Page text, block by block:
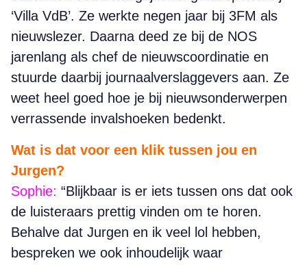
‘Villa VdB’. Ze werkte negen jaar bij 3FM als
nieuwslezer. Daarna deed ze bij de NOS
jarenlang als chef de nieuwscoordinatie en
stuurde daarbij journaalverslaggevers aan. Ze
weet heel goed hoe je bij nieuwsonderwerpen
verrassende invalshoeken bedenkt.
Wat is dat voor een klik tussen jou en
Jurgen?
Sophie: “Blijkbaar is er iets tussen ons dat ook
de luisteraars prettig vinden om te horen.
Behalve dat Jurgen en ik veel lol hebben,
bespreken we ook inhoudelijk waar